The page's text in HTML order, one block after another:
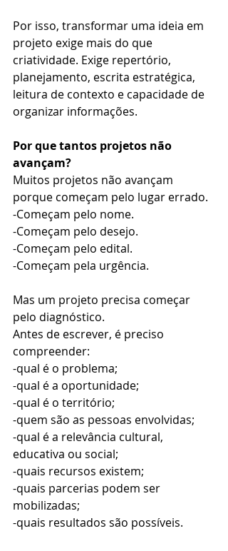
Por isso, transformar uma ideia em
projeto exige mais do que
criatividade. Exige repertório,
planejamento, escrita estratégica,
leitura de contexto e capacidade de
organizar informações.
Por que tantos projetos não
avançam?
Muitos projetos não avançam
porque começam pelo lugar errado.
-Começam pelo nome.
-Começam pelo desejo.
-Começam pelo edital.
-Começam pela urgência.
Mas um projeto precisa começar
pelo diagnóstico.
Antes de escrever, é preciso
compreender:
-qual é o problema;
-qual é a oportunidade;
-qual é o território;
-quem são as pessoas envolvidas;
-qual é a relevância cultural,
educativa ou social;
-quais recursos existem;
-quais parcerias podem ser
mobilizadas;
-quais resultados são possíveis.